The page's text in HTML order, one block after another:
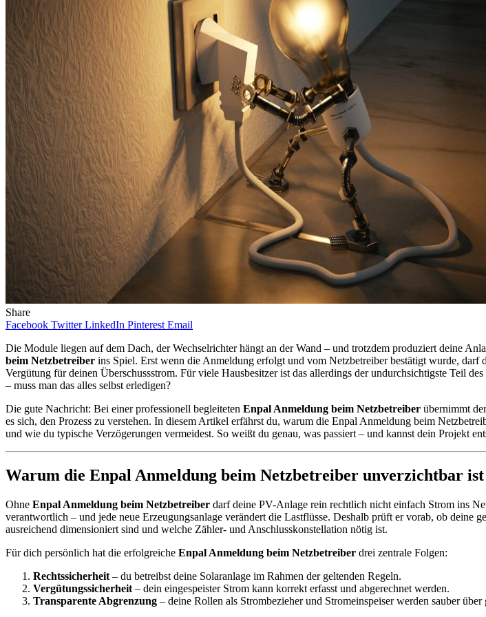
Share
Facebook Twitter LinkedIn Pinterest Email
Die Module liegen auf dem Dach, der Wechselrichter hängt an der Wand – und trotzdem produziert deine
beim Netzbetreiber ins Spiel. Erst wenn die Anmeldung erfolgt und vom Netzbetreiber bestätigt wurde,
Vergütung für deinen Überschussstrom. Für viele Hausbesitzer ist das allerdings der undurchsichtigste Teil
– muss man das alles selbst erledigen?
Die gute Nachricht: Bei einer professionell begleiteten Enpal Anmeldung beim Netzbetreiber übernimmt
es sich, den Prozess zu verstehen. In diesem Artikel erfährst du, warum die Enpal Anmeldung beim
und wie du typische Verzögerungen vermeidest. So weißt du genau, was passiert – und kannst dein Projekt
Warum die Enpal Anmeldung beim Netzbetreiber unverzichtbar ist
Ohne Enpal Anmeldung beim Netzbetreiber darf deine PV-Anlage rein rechtlich nicht einfach Strom ins
verantwortlich – und jede neue Erzeugungsanlage verändert die Lastflüsse. Deshalb prüft er vorab, ob deine
ausreichend dimensioniert sind und welche Zähler- und Anschlusskonstellation nötig ist.
Für dich persönlich hat die erfolgreiche Enpal Anmeldung beim Netzbetreiber drei zentrale Folgen:
Rechtssicherheit – du betreibst deine Solaranlage im Rahmen der geltenden Regeln.
Vergütungssicherheit – dein eingespeister Strom kann korrekt erfasst und abgerechnet werden.
Transparente Abgrenzung – deine Rollen als Strombezieher und Stromeinspeiser werden sauber